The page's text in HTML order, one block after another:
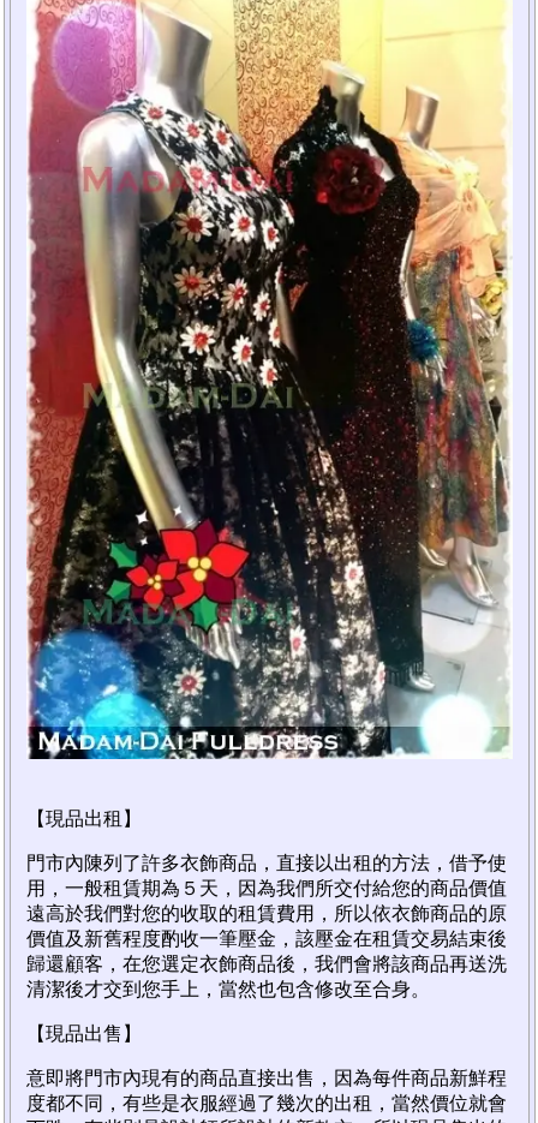
【現品出租】
門市內陳列了許多衣飾商品，直接以出租的方法，借予使
用，一般租賃期為５天，因為我們所交付給您的商品價值
遠高於我們對您的收取的租賃費用，所以依衣飾商品的原
價值及新舊程度酌收一筆壓金，該壓金在租賃交易結束後
歸還顧客，在您選定衣飾商品後，我們會將該商品再送洗
清潔後才交到您手上，當然也包含修改至合身。
【現品出售】
意即將門市內現有的商品直接出售，因為每件商品新鮮程
度都不同，有些是衣服經過了幾次的出租，當然價位就會